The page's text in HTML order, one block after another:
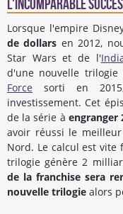
L'incomparable
Lorsque l'empire
de dollars en 2012,
Star Wars et de l'
d'une nouvelle trilogie
Force sorti en
investissement. Cet
de la série à engranger
avoir réussi le
Nord. Le calcul est
trilogie génère 2
de la franchise sera
nouvelle trilogie alors